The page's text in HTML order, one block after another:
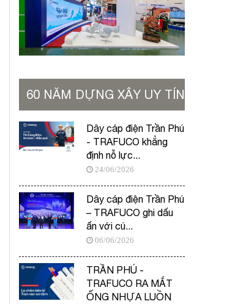
60 NĂM DỰNG XÂY UY TÍN
VỮNG BỀNDây cáp điện Trần Phú
- TRAFUCO khẳng
định nỗ lực...
24/06/2026
Dây cáp điện Trần Phú
– TRAFUCO ghi dấu
ấn với cú...
06/06/2026
TRẦN PHÚ -
TRAFUCO RA MẮT
ỐNG NHỰA LUỒN